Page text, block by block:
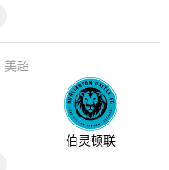
美超
伯灵顿联